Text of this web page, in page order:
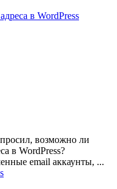
в WordPress
возможно ли
в WordPress?
email аккаунты, ...